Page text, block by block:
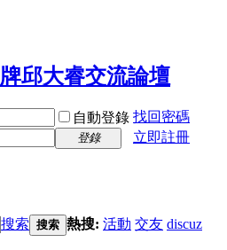
自動登錄 找回密碼
登錄
立即註冊
搜索 搜索 熱搜: 活動 交友 discuz